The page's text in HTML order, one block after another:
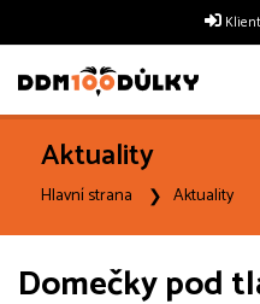
Aktuality
Hlavní strana Aktuality
Domečky pod